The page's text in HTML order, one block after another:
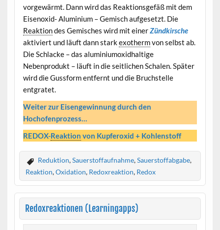
vorgewärmt. Dann wird das Reaktionsgefäß mit dem
Eisenoxid- Aluminium – Gemisch aufgesetzt. Die
Reaktiondes Gemisches wird mit einer Zündkirsche
aktiviert und läuft dann starkexothermvon selbst ab.
Die Schlacke – das aluminiumoxidhaltige
Nebenprodukt – läuft in die seitlichen Schalen. Später
wird die Gussform entfernt und die Bruchstelle
entgratet.
Weiter zur Eisengewinnung durch den
Hochofenprozess…
REDOX-Reaktion von Kupferoxid + Kohlenstoff
Reduktion,Sauerstoffaufnahme,Sauerstoffabgabe,
Reaktion,Oxidation, Redoxreaktion, Redox
Redoxreaktionen (Learningapps)